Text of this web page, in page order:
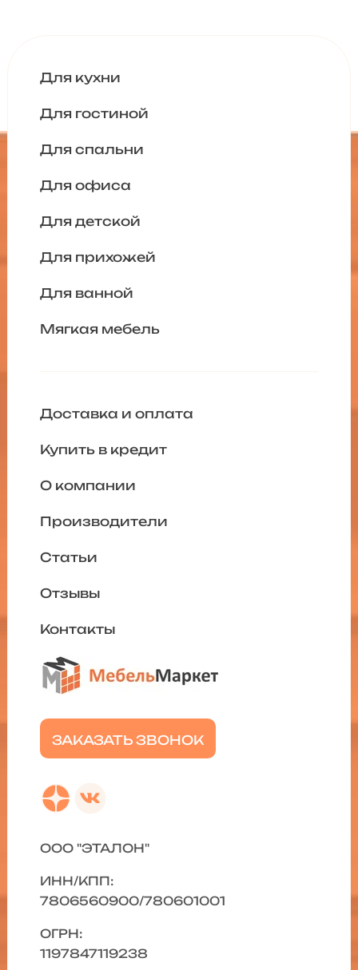
Для кухни
Для гостиной
Для спальни
Для офиса
Для детской
Для прихожей
Для ванной
Мягкая мебель
ЗАКАЗАТЬ ЗВОНОК
Доставка и оплата
Купить в кредит
О компании
Производители
Статьи
Отзывы
Контакты
ООО "ЭТАЛОН"
ИНН/КПП:
7806560900/780601001
ОГРН:
1197847119238